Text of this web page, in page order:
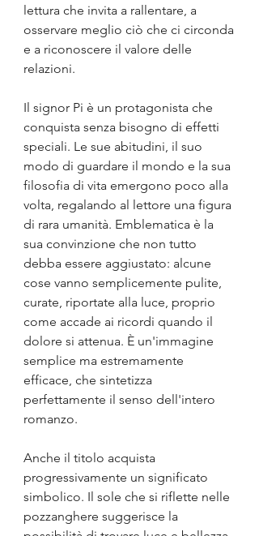
lettura che invita a rallentare, a
osservare meglio ciò che ci circonda
e a riconoscere il valore delle
relazioni.
Il signor Pi è un protagonista che
conquista senza bisogno di effetti
speciali. Le sue abitudini, il suo
modo di guardare il mondo e la sua
filosofia di vita emergono poco alla
volta, regalando al lettore una figura
di rara umanità. Emblematica è la
sua convinzione che non tutto
debba essere aggiustato: alcune
cose vanno semplicemente pulite,
curate, riportate alla luce, proprio
come accade ai ricordi quando il
dolore si attenua. È un'immagine
semplice ma estremamente
efficace, che sintetizza
perfettamente il senso dell'intero
romanzo.
Anche il titolo acquista
progressivamente un significato
simbolico. Il sole che si riflette nelle
pozzanghere suggerisce la